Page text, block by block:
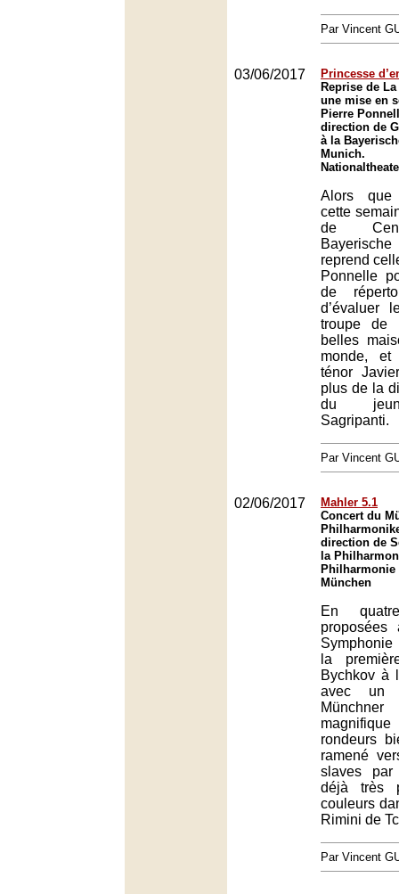
Par Vincent
03/06/2017
Princesse
Reprise de
une mise en
Pierre
direction de
à la
Munich.
Alors que
cette
de
reprend
Ponnelle
de
d’évaluer
troupe de
belles
monde,
ténor
plus de la
du
Sagripanti.
Par Vincent
02/06/2017
Mahler 5.1
Concert du
direction de
la
Philharmonie
München
En
proposées
la
Bychkov à
avec un
Münchner
rondeurs
ramené
slaves
déjà très
couleurs
Rimini de
Par Vincent